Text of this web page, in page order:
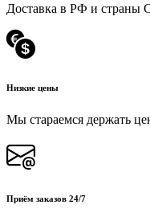
Доставка в РФ и страны
Низкие цены
Мы стараемся держать
Приём заказов 24/7